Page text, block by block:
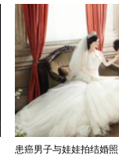
患癌男子与娃娃拍结婚照